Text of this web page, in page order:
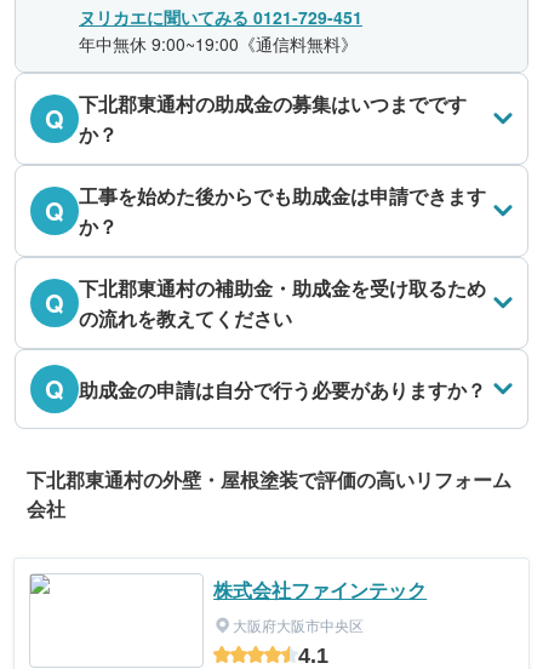
ヌリカエに聞いてみる 0121-729-451
年中無休 9:00~19:00《通信料無料》
Q 下北郡東通村の助成金の募集はいつまでです
か？
Q 工事を始めた後からでも助成金は申請できます
か？
Q 下北郡東通村の補助金・助成金を受け取るため
の流れを教えてください
Q 助成金の申請は自分で行う必要がありますか？
下北郡東通村の外壁・屋根塗装で評価の高いリフォーム
会社
株式会社ファインテック
大阪府大阪市中央区
4.1